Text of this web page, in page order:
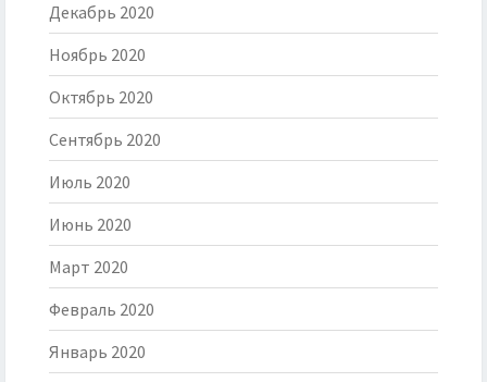
Декабрь 2020
Ноябрь 2020
Октябрь 2020
Сентябрь 2020
Июль 2020
Июнь 2020
Март 2020
Февраль 2020
Январь 2020